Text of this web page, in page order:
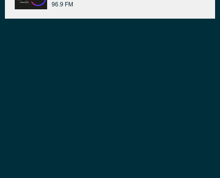
96.9 FM